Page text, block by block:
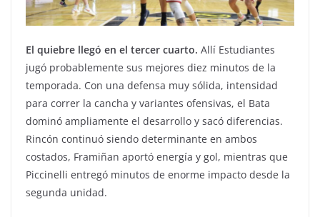
El quiebre llegó en el tercer cuarto. Allí Estudiantes
jugó probablemente sus mejores diez minutos de la
temporada. Con una defensa muy sólida, intensidad
para correr la cancha y variantes ofensivas, el Bata
dominó ampliamente el desarrollo y sacó diferencias.
Rincón continuó siendo determinante en ambos
costados, Framiñan aportó energía y gol, mientras que
Piccinelli entregó minutos de enorme impacto desde la
segunda unidad.